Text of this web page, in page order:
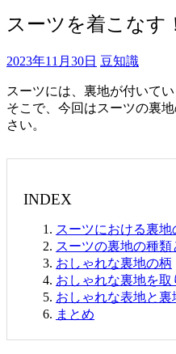
スーツを着こなす
2023年11月30日 豆知識
スーツには、裏地が付いて
そこで、今回はスーツの裏
さい。
INDEX
スーツにおける裏地
スーツの裏地の種類
おしゃれな裏地の柄
おしゃれな裏地を
おしゃれな表地と裏
まとめ